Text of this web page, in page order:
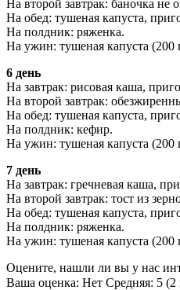
На второй завтрак: баночка не
На обед: тушеная капуста,
На полдник: ряженка.
На ужин: тушеная капуста (200
6 день
На завтрак: рисовая каша,
На второй завтрак:
На обед: тушеная капуста,
На полдник: кефир.
На ужин: тушеная капуста (200
7 день
На завтрак: гречневая каша,
На второй завтрак: тост из
На обед: тушеная капуста,
На полдник: ряженка.
На ужин: тушеная капуста (200
Оцените, нашли ли вы у нас
Ваша оценка: Нет Средняя: 5 (2